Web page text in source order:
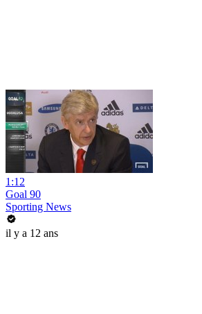
1:12
Goal 90
Sporting News
il y a 12 ans